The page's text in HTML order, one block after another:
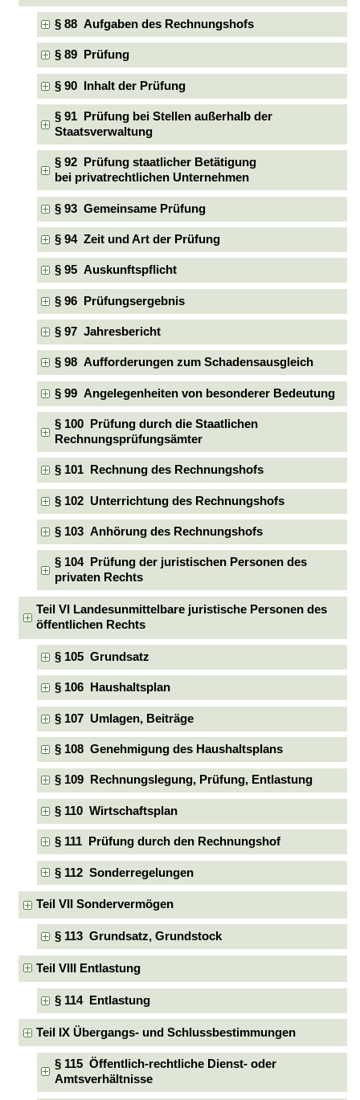
§ 88 Aufgaben des Rechnungshofs
§ 89 Prüfung
§ 90 Inhalt der Prüfung
§ 91 Prüfung bei Stellen außerhalb der
Staatsverwaltung
§ 92 Prüfung staatlicher Betätigung
bei privatrechtlichen Unternehmen
§ 93 Gemeinsame Prüfung
§ 94 Zeit und Art der Prüfung
§ 95 Auskunftspflicht
§ 96 Prüfungsergebnis
§ 97 Jahresbericht
§ 98 Aufforderungen zum Schadensausgleich
§ 99 Angelegenheiten von besonderer Bedeutung
§ 100 Prüfung durch die Staatlichen
Rechnungsprüfungsämter
§ 101 Rechnung des Rechnungshofs
§ 102 Unterrichtung des Rechnungshofs
§ 103 Anhörung des Rechnungshofs
§ 104 Prüfung der juristischen Personen des
privaten Rechts
Teil VI Landesunmittelbare juristische Personen des
öffentlichen Rechts
§ 105 Grundsatz
§ 106 Haushaltsplan
§ 107 Umlagen, Beiträge
§ 108 Genehmigung des Haushaltsplans
§ 109 Rechnungslegung, Prüfung, Entlastung
§ 110 Wirtschaftsplan
§ 111 Prüfung durch den Rechnungshof
§ 112 Sonderregelungen
Teil VII Sondervermögen
§ 113 Grundsatz, Grundstock
Teil VIII Entlastung
§ 114 Entlastung
Teil IX Übergangs- und Schlussbestimmungen
§ 115 Öffentlich-rechtliche Dienst- oder
Amtsverhältnisse